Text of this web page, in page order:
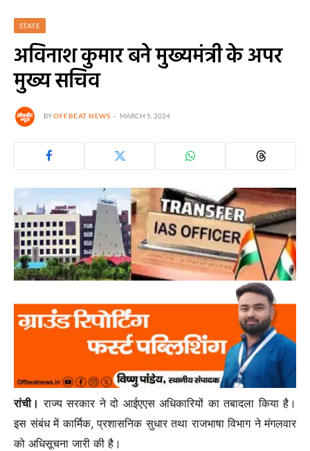
STATE
अविनाश कुमार बने मुख्यमंत्री के अपर
मुख्य सचिव
BYOFFBEAT NEWS MARCH 5, 2024
रांची। राज्य सरकार ने दो आईएएस अधिकारियों का तबादला किया है।
इस संबंध में कार्मिक, प्रशासनिक सुधार तथा राजभाषा विभाग ने मंगलवार
को अधिसूचना जारी की है।